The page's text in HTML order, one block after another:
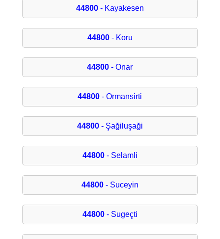
44800- Kayakesen
44800- Koru
44800 - Onar
44800 - Ormansirti
44800- Şağiluşaği
44800- Selamli
44800- Suceyin
44800- Sugeçti